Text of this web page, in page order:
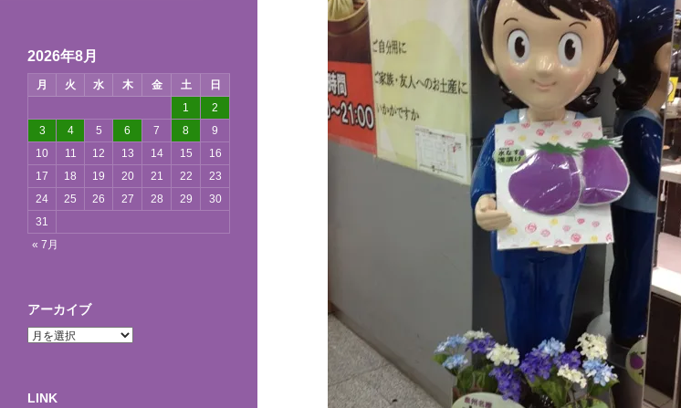
2026年8月
月 火 水 木 金 土
日
1
2
3
4 5 6 7 8
9
10
11 12 13 14 15
16
17
18 19 20 21 22
23
24
25 26 27 28 29
30
31
« 7月
アーカイブ
ア
ブ
LINK